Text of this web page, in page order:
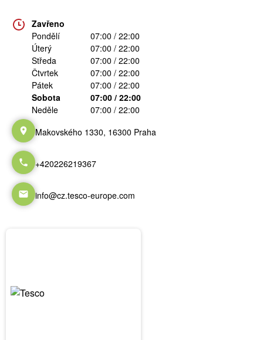
Zavřeno
Pondělí
07:00 / 22:00
Úterý
07:00 / 22:00
Středa
07:00 / 22:00
Čtvrtek
07:00 / 22:00
Pátek
07:00 / 22:00
Sobota
07:00 / 22:00
Neděle
07:00 / 22:00
Makovského 1330, 16300 Praha
+420226219367
info@cz.tesco-europe.com